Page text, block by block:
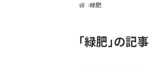
緑肥
「緑肥」の記事